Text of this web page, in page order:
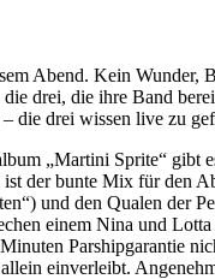
Abend. Kein Wunder,
drei, die ihre Band
die drei wissen live zu
„Martini Sprite“ gibt
der bunte Mix für den
und den Qualen der
einem Nina und
Parshipgarantie
einverleibt.